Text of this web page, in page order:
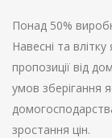
Понад 50%
Навесні та
пропозиції від
умов зберігання
зростання цін.